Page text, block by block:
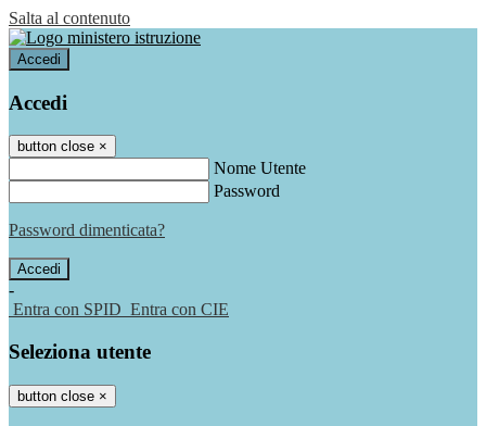
Salta al contenuto
Accedi
Accedi
button close ×
Nome Utente
Password
Password dimenticata?
-
Entra con SPID Entra con CIE
Seleziona utente
button close ×